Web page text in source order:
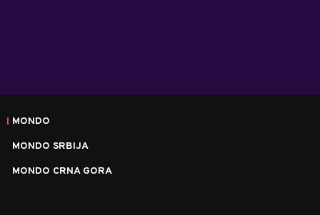
MONDO
MONDO SRBIJA
MONDO CRNA GORA